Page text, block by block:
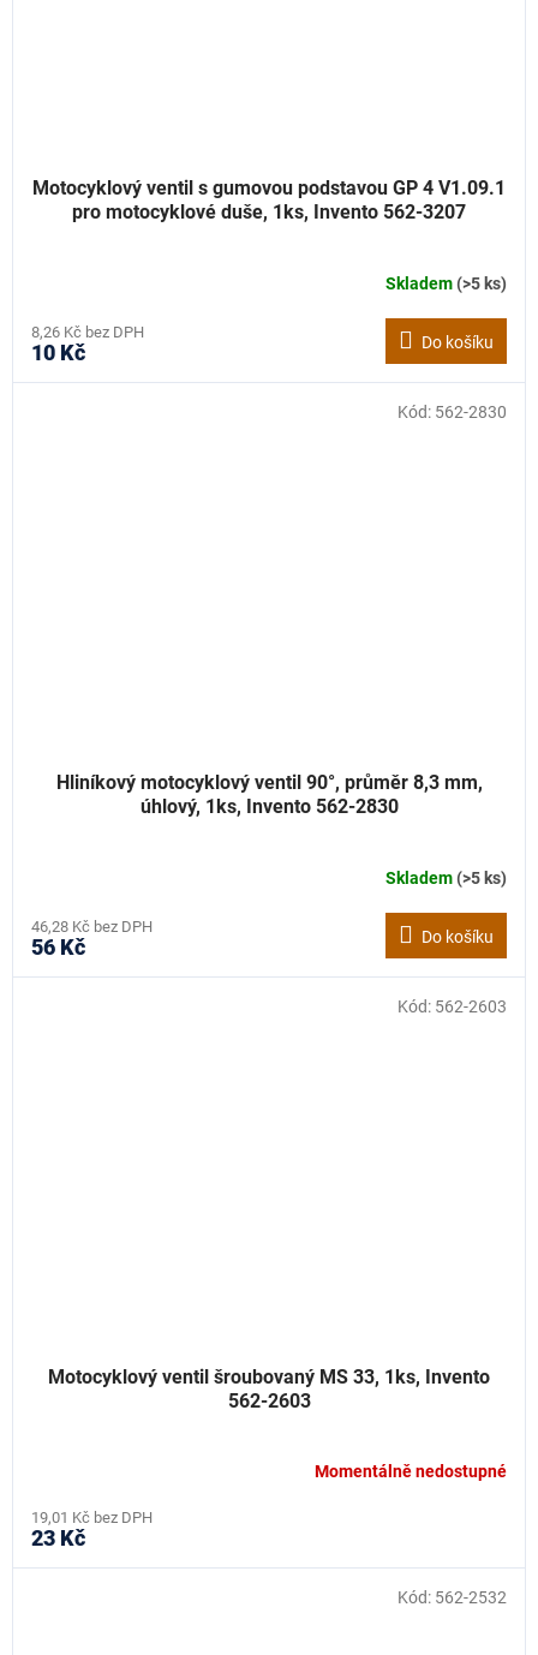
Motocyklový ventil s gumovou podstavou GP 4 V1.09.1
pro motocyklové duše, 1ks, Invento 562-3207
Skladem(>5 ks)
8,26 Kč bez DPH
10 Kč Do košíku
Hliníkový motocyklový ventil 90°, průměr 8,3 mm,
úhlový, 1ks, Invento 562-2830
Skladem(>5 ks)
46,28 Kč bez DPH
56 Kč Do košíku
Kód: 562-2830
Motocyklový ventil šroubovaný MS 33, 1ks, Invento
562-2603
Momentálně nedostupné
19,01 Kč bez DPH
23 Kč
Kód: 562-2603
Kód: 562-2532